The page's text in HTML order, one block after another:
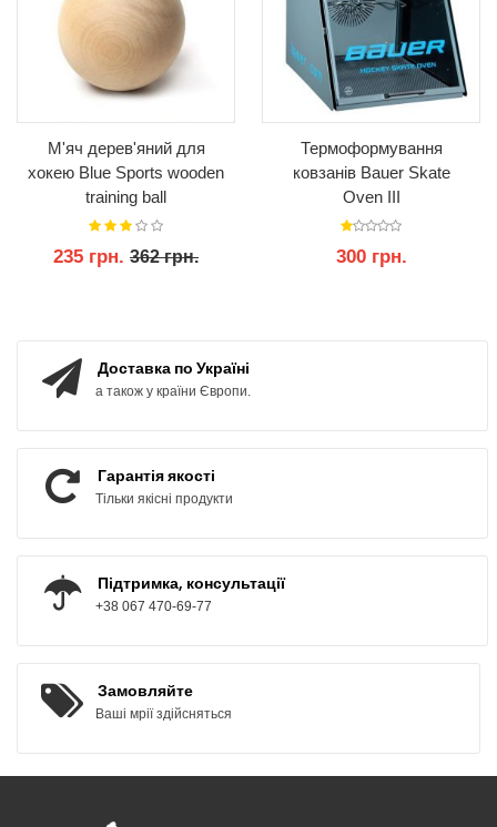
М'яч дерев'яний для
хокею Blue Sports wooden
training ball
235 грн. 362 грн.
Термоформування
ковзанів Bauer Skate
Oven III
300 грн.
Доставка по Україні
а також у країни Європи.
Гарантія якості
Тільки якісні продукти
Підтримка, консультації
+38 067 470-69-77
Замовляйте
Ваші мрії здійсняться